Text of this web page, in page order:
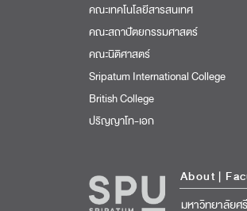
คณะเทคโนโลยีสารสนเทศ
คณะสถาปัตยกรรมศาสตร์
คณะนิติศาสตร์
Sripatum International College
British College
ปริญญาโท-เอก
About|
มหาวิทยาลัยศ